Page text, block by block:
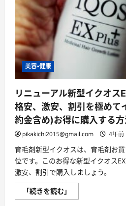
美容・健康
リニューアル新型イクオス
格安、激安、割引を極めて
約金含め)お得に購入する
pikakichi2015@gmail.com 4年前
育毛剤新型イクオスは、育毛剤お買
位です。このお得な新型イクオス
激安、割引で購入しましょう。
「続きを読む」
ニ